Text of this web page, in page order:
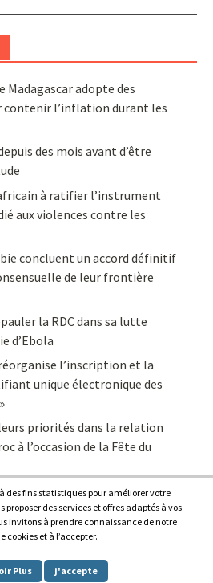
Madagascar adopte des
contenir l’inflation durant les
des mois avant d’être
à ratifier l’instrument
aux violences contre les
concluent un accord définitif
de leur frontière
la RDC dans sa lutte
d’Ebola
l’inscription et la
unique électronique des
priorités dans la relation
à l’occasion de la Fête du
du continent en continu
.| Theme: Awaken by
des fins statistiques pour améliorer votre
des services et offres adaptés à vos
invitons à prendre connaissance de notre
cookies et à l’accepter.
Plus j'accepte